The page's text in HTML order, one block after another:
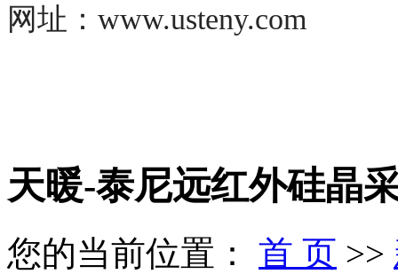
网址：www.usteny.com
天暖-泰尼远红外硅晶
您的当前位置： 首 页 >>